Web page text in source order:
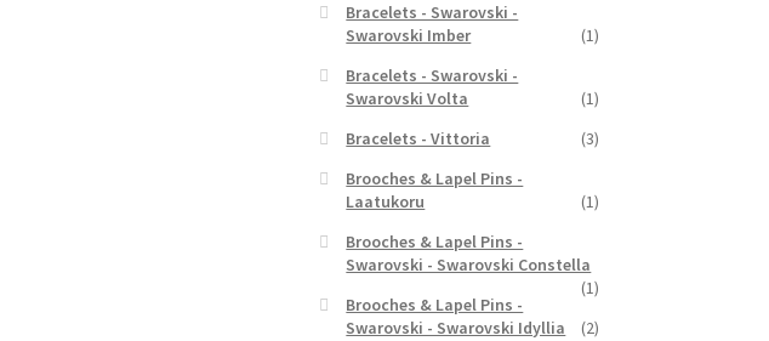
Bracelets - Swarovski -
Swarovski Imber
(1)
Bracelets - Swarovski -
Swarovski Volta
(1)
Bracelets - Vittoria
(3)
Brooches & Lapel Pins -
Laatukoru
(1)
Brooches & Lapel Pins -
Swarovski - Swarovski Constella
(1)
Brooches & Lapel Pins -
Swarovski - Swarovski Idyllia
(2)